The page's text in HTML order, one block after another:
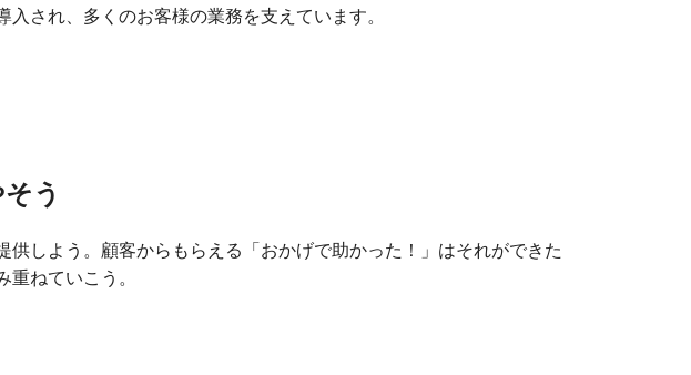
され、多くのお客様の業務を支えています。
う
供しよう。顧客からもらえる「おかげで助かった！」はそれができた
ねていこう。